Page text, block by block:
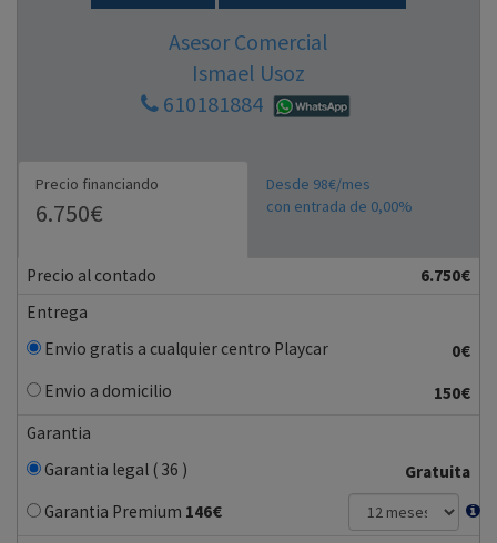
Asesor Comercial
Ismael Usoz
610181884
Precio financiando
6.750€
Desde 98€/mes
con entrada de 0,00%
Precio al contado
6.750€
Entrega
Envio gratis a cualquier centro Playcar
0€
Envio a domicilio
150€
Garantia
Garantia legal ( 36 )
Gratuita
Garantia Premium 146€